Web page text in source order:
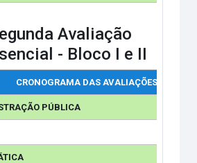
Avaliação
- Bloco I e II
CRONOGRAMA DAS AVALIAÇÕES
PÚBLICA